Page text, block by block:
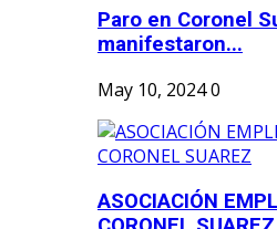
Paro en Coronel
manifestaron...
May 10, 20240
ASOCIACIÓN